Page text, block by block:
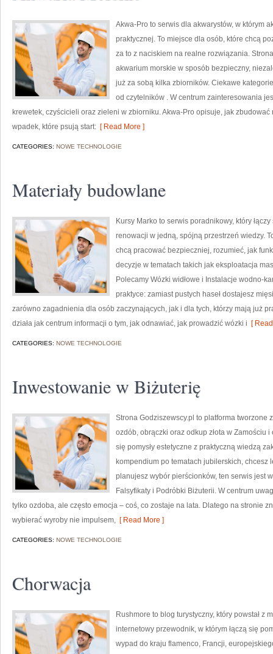
Akwa-Pro to serwis dla akwarystów, w którym
praktycznej. To miejsce dla osób, które chcą
za to z naciskiem na realne rozwiązania.
akwarium morskie w sposób bezpieczny,
już za sobą kilka zbiorników. Ciekawe
od czytelników . W centrum zainteresowania
krewetek, czyścicieli oraz zieleni w zbiorniku. Akwa-Pro opisuje, jak
wpadek, które psują start: [ Read More ]
CATEGORIES: NOWE TECHNOLOGIE
Materiały budowlane
Kursy Marko to serwis poradnikowy, który
renowacji w jedną, spójną przestrzeń wiedzy.
chcą pracować bezpieczniej, rozumieć, jak
decyzje w tematach takich jak eksploatacja
Polecamy Wózki widłowe i Instalacje wodno-
praktyce: zamiast pustych haseł dostajesz
zarówno zagadnienia dla osób zaczynających, jak i dla tych, którzy mają już
działa jak centrum informacji o tym, jak odnawiać, jak prowadzić wózki i [
CATEGORIES: NOWE TECHNOLOGIE
Inwestowanie w Biżuterię
Strona Godziszewscy.pl to platforma tworzone
ozdób, obrączki oraz odkup złota w Zamościu
się pomysły estetyczne z praktyczną wiedzą
kompendium po tematach jubilerskich,
planujesz wybór pierścionków, ten serwis jest
Falsyfikaty i Podróbki Biżuterii. W centrum
tylko ozdoba, ale często emocja – coś, co zostaje na lata. Dlatego na stronie
wybierać wyroby nie impulsem, [ Read More ]
CATEGORIES: NOWE TECHNOLOGIE
Chorwacja
Rushmore to blog turystyczny, który powstał z
internetowy przewodnik, w którym łączą się
wypad do kraju flamenco, Francji,